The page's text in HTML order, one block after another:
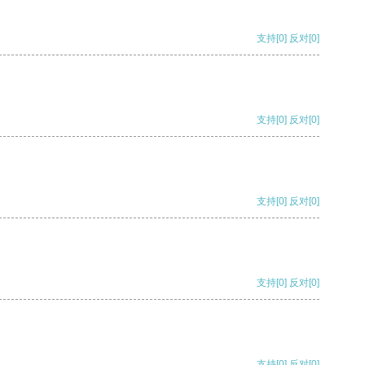
支持[0] 反对[0]
支持[0] 反对[0]
支持[0] 反对[0]
支持[0] 反对[0]